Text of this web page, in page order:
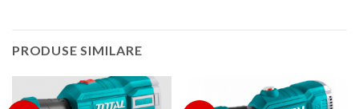
PRODUSE SIMILARE